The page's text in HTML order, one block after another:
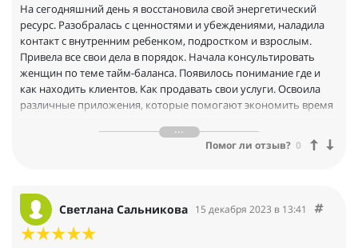
На сегодняшний день я восстановила свой энергетический
ресурс. Разобралась с ценностями и убеждениями, наладила
контакт с внутренним ребенком, подростком и взрослым.
Привела все свои дела в порядок. Начала консультировать
женщин по теме тайм-баланса. Появилось понимание где и
как находить клиентов. Как продавать свои услуги. Освоила
различные приложения, которые помогают экономить время
смотря на моменты, когда ничего не хочется делать, нашла в
себе силы пройти курс до конца и получить результат.)
Помог ли отзыв? 0
Светлана Сальникова 15 декабря 2023 в 13:41